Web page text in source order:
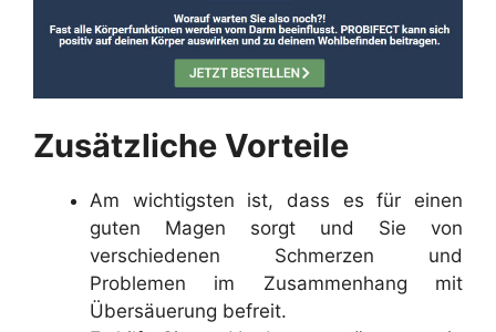
Zusätzliche Vorteile
Am wichtigsten ist, dass es für einen
guten Magen sorgt und Sie von
verschiedenen Schmerzen und
Problemen im Zusammenhang mit
Übersäuerung befreit.